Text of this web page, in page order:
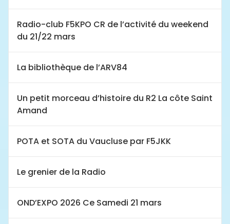
Radio-club F5KPO CR de l’activité du weekend
du 21/22 mars
La bibliothèque de l’ARV84
Un petit morceau d’histoire du R2 La côte Saint
Amand
POTA et SOTA du Vaucluse par F5JKK
Le grenier de la Radio
OND’EXPO 2026 Ce Samedi 21 mars